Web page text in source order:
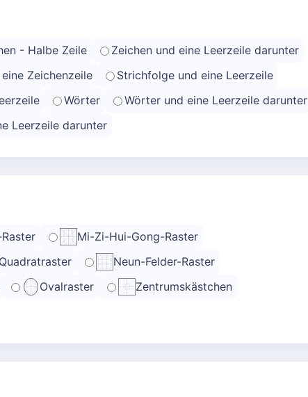
- Halbe Zeile
Zeichen und eine Leerzeile darunter
Zeichenzeile
Strichfolge und eine Leerzeile
Wörter
Wörter und eine Leerzeile darunter
Leerzeile darunter
Mi-Zi-Hui-Gong-Raster
Quadratraster
Neun-Felder-Raster
Ovalraster
Zentrumskästchen